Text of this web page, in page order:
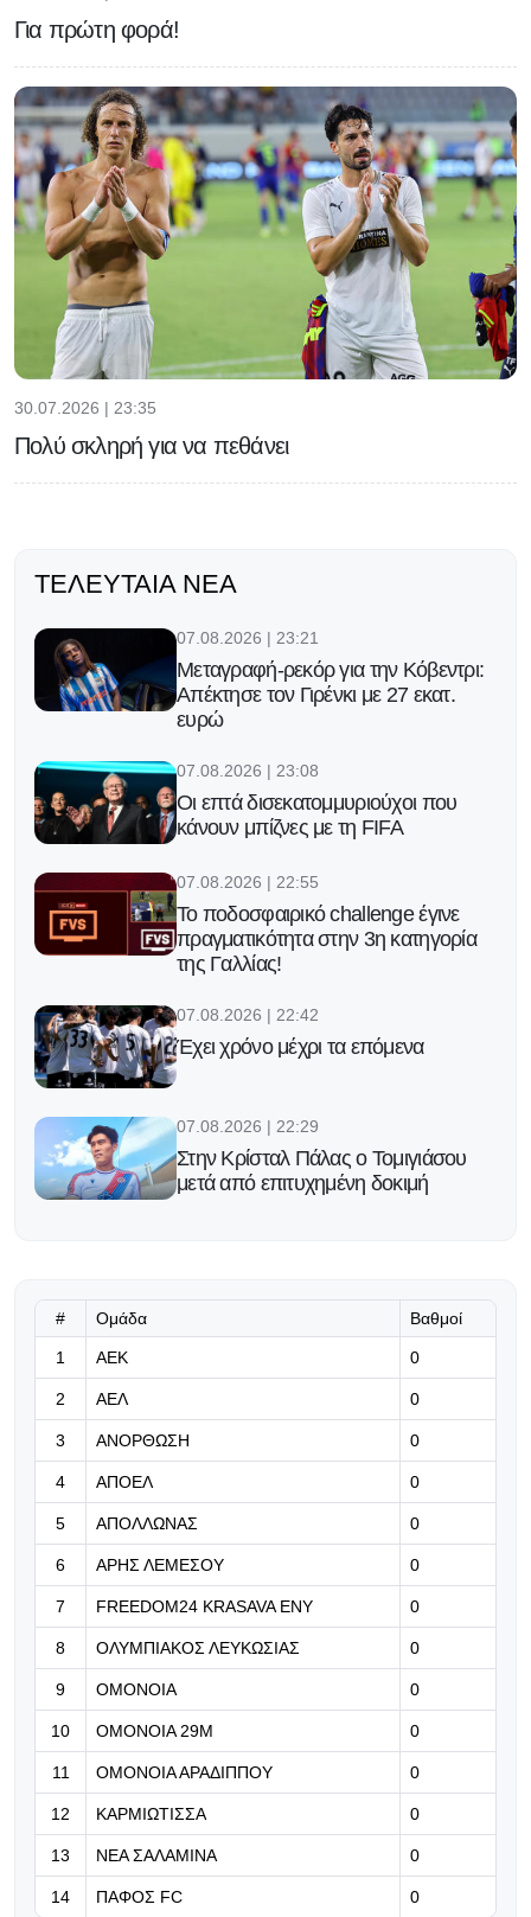
Για πρώτη φορά!
30.07.2026 | 23:35
Πολύ σκληρή για να πεθάνει
ΤΕΛΕΥΤΑΊΑ ΝΈΑ
07.08.2026 | 23:21
Μεταγραφή-ρεκόρ για την Κόβεντρι:
Απέκτησε τον Γιρένκι με 27 εκατ.
ευρώ
07.08.2026 | 23:08
Οι επτά δισεκατομμυριούχοι που
κάνουν μπίζνες με τη FIFA
07.08.2026 | 22:55
Το ποδοσφαιρικό challenge έγινε
πραγματικότητα στην 3η κατηγορία
της Γαλλίας!
07.08.2026 | 22:42
Έχει χρόνο μέχρι τα επόμενα
07.08.2026 | 22:29
Στην Κρίσταλ Πάλας ο Τομιγιάσου
μετά από επιτυχημένη δοκιμή
Η Γαλατασαράι πάει για το
μεταγραφικό «μπαμ» με Μαρτινέλι
07.08.2026 | 21:50
«Η Ντόρτμουντ ψάχνει τον διάδοχο
του Αντεγέμι και γλυκοκοιτάζει τον
Κωνσταντέλια»
«Δεν ήταν εύκολος ο δρόμος της
επιστροφής - Καλώς επέστρεψε
Ρόνι» (Βίντεο)
07.08.2026 | 21:24
Βραβείο ΑΝΘΡΩΠΙΑΣ για τον Τάσο
Χατζηγιοβάννη
# Ομάδα Βαθμοί
1 ΑΕΚ 0
2 ΑΕΛ 0
3 ΑΝΟΡΘΩΣΗ 0
4 ΑΠΟΕΛ 0
5 ΑΠΟΛΛΩΝΑΣ 0
6 ΑΡΗΣ ΛΕΜΕΣΟΥ 0
7 FREEDOM24 KRASAVA ΕΝΥ 0
8 ΟΛΥΜΠΙΑΚΟΣ ΛΕΥΚΩΣΙΑΣ 0
9 ΟΜΟΝΟΙΑ 0
10 ΟΜΟΝΟΙΑ 29Μ 0
11 ΟΜΟΝΟΙΑ ΑΡΑΔΙΠΠΟΥ 0
12 ΚΑΡΜΙΩΤΙΣΣΑ 0
13 ΝΕΑ ΣΑΛΑΜΙΝΑ 0
14 ΠΑΦΟΣ FC 0